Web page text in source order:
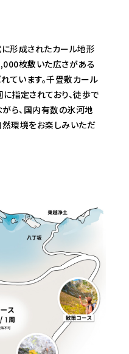
形成されたカール地形
枚敷いた広さがある
ています。千畳敷カール
指定されており、徒歩で
ら、国内有数の氷河地
環境をお楽しみいただ